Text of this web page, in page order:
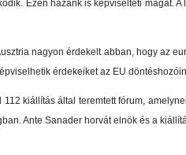
Ezen hazánk is képviselteti magát.
nagyon érdekelt abban, hogy az
érdekeiket az EU
kiállítás által teremtett fórum,
Ante Sanader horvát elnök és a